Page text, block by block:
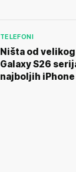
TELEFONI
Ništa od
Galaxy S26
najboljih